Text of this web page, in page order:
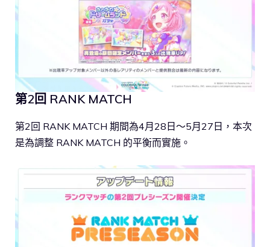
第2回 RANK MATCH
第2回 RANK MATCH 期間為4月28日～5月27日，本次
是為調整 RANK MATCH 的平衡而實施。